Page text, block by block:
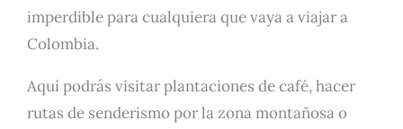
imperdible para cualquiera que vaya a viajar a
Colombia.
Aquí podrás visitar plantaciones de café, hacer
rutas de senderismo por la zona montañosa o